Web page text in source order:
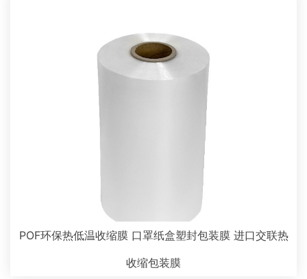
POF环保热低温收缩膜 口罩纸盒塑封包装膜 进口交联热
收缩包装膜